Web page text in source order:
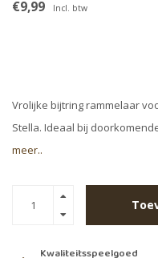
€9,99 Incl. btw
Vrolijke bijtring rammelaar
Stella. Ideaal bij
meer..